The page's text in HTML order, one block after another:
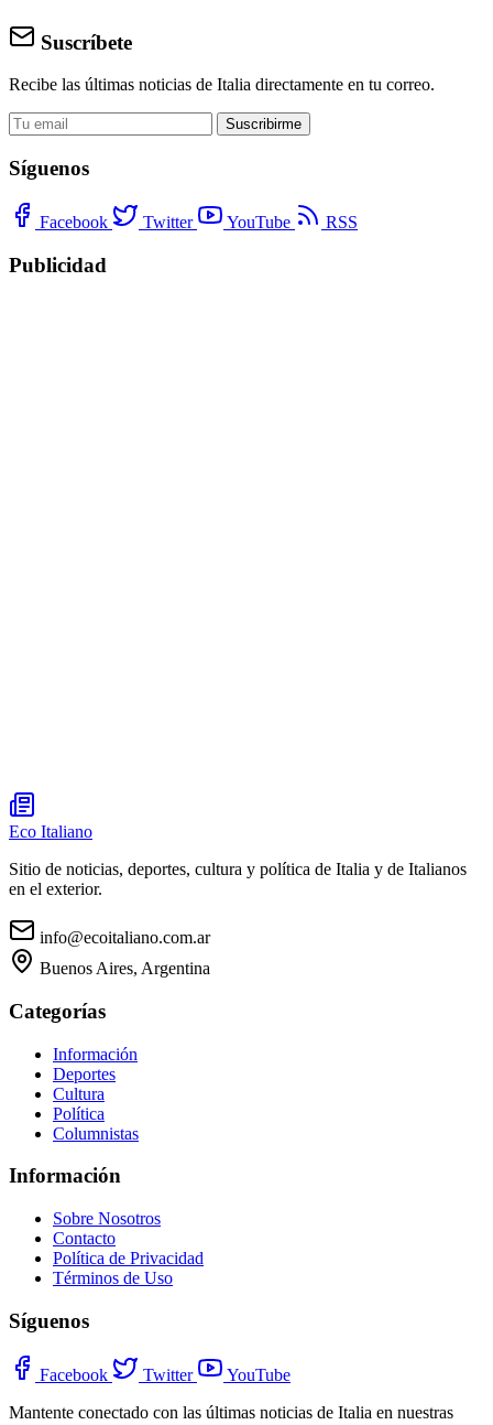
Suscríbete
Recibe las últimas noticias de Italia directamente en tu correo.
Suscribirme
Síguenos
Facebook Twitter YouTube RSS
Publicidad
Eco Italiano
Sitio de noticias, deportes, cultura y política de Italia y de Italianos
en el exterior.
info@ecoitaliano.com.ar
Buenos Aires, Argentina
Categorías
Información
Deportes
Cultura
Política
Columnistas
Información
Sobre Nosotros
Contacto
Política de Privacidad
Términos de Uso
Síguenos
Facebook Twitter
YouTube
Mantente conectado con las últimas noticias de Italia en nuestras